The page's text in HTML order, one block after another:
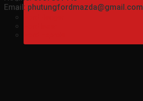
Ford Transit
Email: phutungfordmazda@gmail.com